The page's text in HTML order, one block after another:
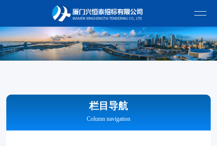
栏目导航
Column navigation